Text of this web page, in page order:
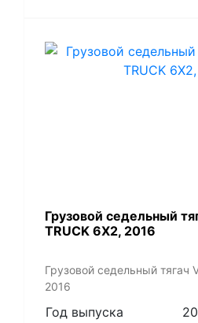
​Грузовой седельный
TRUCK 6X2, 2016
​Грузовой седельный тягач
2016
Год выпуска